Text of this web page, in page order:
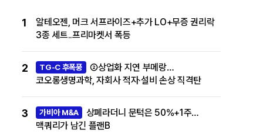
1
알테오젠, 머크 서프라이즈+추가 LO+무증 권리락
3종 세트..프리마켓서 폭등
2 TG-C 후폭풍
②상업화 지연 부메랑…
코오롱생명과학, 자회사 적자·설비 손상 직격탄
3 가비아 M&A
상폐라더니 문턱은 50%+1주…
맥쿼리가 남긴 플랜B